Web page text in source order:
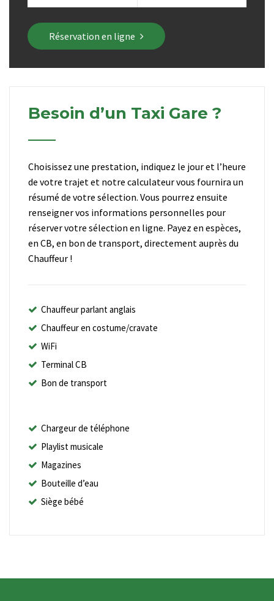
Réservation en ligne
Besoin d’un Taxi Gare ?
Choisissez une prestation, indiquez le jour et l’heure
de votre trajet et notre calculateur vous fournira un
résumé de votre sélection. Vous pourrez ensuite
renseigner vos informations personnelles pour
réserver votre sélection en ligne. Payez en espèces,
en CB, en bon de transport, directement auprès du
Chauffeur !
Chauffeur parlant anglais
Chauffeur en costume/cravate
WiFi
Terminal CB
Bon de transport
Chargeur de téléphone
Playlist musicale
Magazines
Bouteille d’eau
Siège bébé